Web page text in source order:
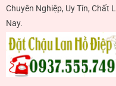
Chuyên Nghiệp, Uy Tín, Chất
Nay.